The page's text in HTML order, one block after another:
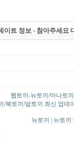
트 정보 - 참아주세요
웹토끼-뉴토끼/마나토
/북토끼/밤토끼 최신 업데
뉴토끼 | 뉴토